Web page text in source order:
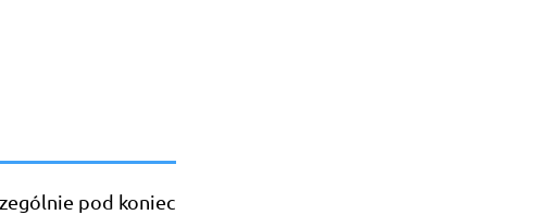
pod koniec